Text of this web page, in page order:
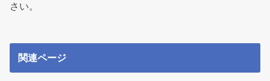
さい。
関連ページ